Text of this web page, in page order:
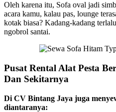
Oleh karena itu, Sofa oval jadi
acara kamu, kalau pas, lounge
kotak biasa? Kadang-kadang
ngobrol santai.
Pusat Rental Alat Pesta
Dan Sekitarnya
Di CV Bintang Jaya juga
diantaranya: